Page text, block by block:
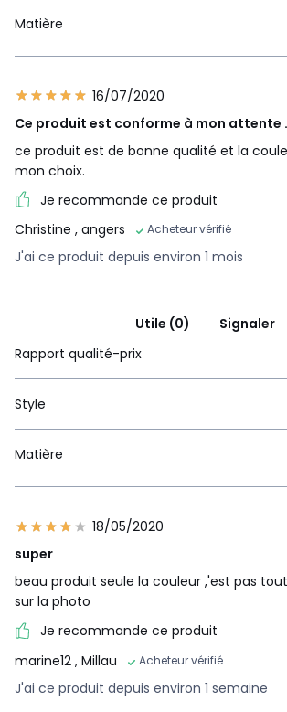
Matière
16/07/2020
Ce produit est conforme à mon attente .
ce produit est de bonne qualité et la
mon choix.
Je recommande ce produit
Christine , angers Acheteur vérifié
J'ai ce produit depuis environ 1 mois
Utile (0)
Signaler
Rapport qualité-prix
Style
Matière
18/05/2020
super
beau produit seule la couleur ,'est pas
sur la photo
Je recommande ce produit
marine12 , Millau Acheteur vérifié
J'ai ce produit depuis environ 1 semaine